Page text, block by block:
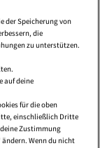
der Speicherung von
die
zu unterstützen.
auf deine
für die oben
einschließlich Dritte
Zustimmung
Wenn du nicht